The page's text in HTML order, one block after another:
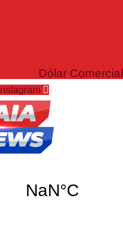
Dólar Comercial
Instagram